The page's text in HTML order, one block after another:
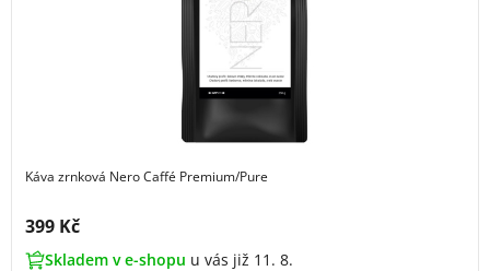
Káva zrnková Nero Caffé Premium/Pure
Cena s DPH:
399 Kč
Skladem v e-shopu u vás již 11. 8.